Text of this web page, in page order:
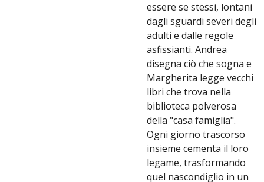
essere se stessi, lontani
dagli sguardi severi degli
adulti e dalle regole
asfissianti. Andrea
disegna ciò che sogna e
Margherita legge vecchi
libri che trova nella
biblioteca polverosa
della "casa famiglia".
Ogni giorno trascorso
insieme cementa il loro
legame, trasformando
quel nascondiglio in un